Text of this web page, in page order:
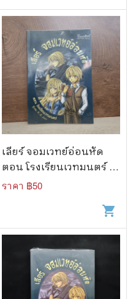
เลียร์ จอมเวทย์อ่อนหัด
ตอน โรงเรียนเวทมนตร์ -
W.K.jarr
ราคา ฿50
shopping_cart